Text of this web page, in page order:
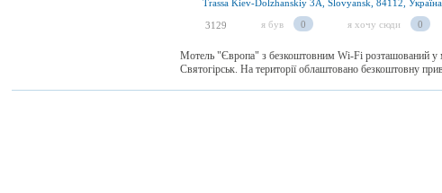
Trassa Kiev-Dolzhanskiy 3A, Slovyansk, 84112, Україна
3129 я був 0 я хочу сюди 0
Мотель "Європа" з безкоштовним Wi-Fi розташований у
Святогірськ. На території облаштовано безкоштовну